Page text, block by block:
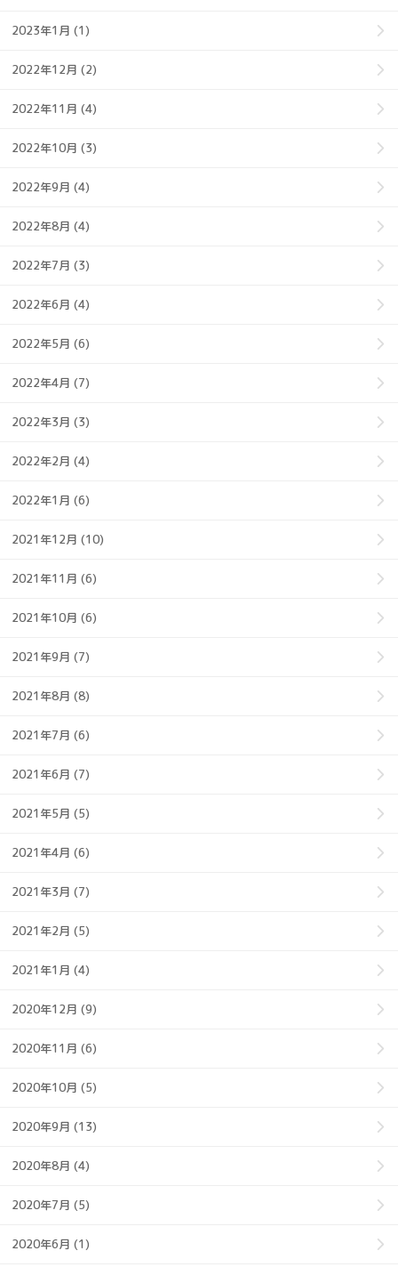
2023年1月 (1)
2022年12月 (2)
2022年11月 (4)
2022年10月 (3)
2022年9月 (4)
2022年8月 (4)
2022年7月 (3)
2022年6月 (4)
2022年5月 (6)
2022年4月 (7)
2022年3月 (3)
2022年2月 (4)
2022年1月 (6)
2021年12月 (10)
2021年11月 (6)
2021年10月 (6)
2021年9月 (7)
2021年8月 (8)
2021年7月 (6)
2021年6月 (7)
2021年5月 (5)
2021年4月 (6)
2021年3月 (7)
2021年2月 (5)
2021年1月 (4)
2020年12月 (9)
2020年11月 (6)
2020年10月 (5)
2020年9月 (13)
2020年8月 (4)
2020年7月 (5)
2020年6月 (1)